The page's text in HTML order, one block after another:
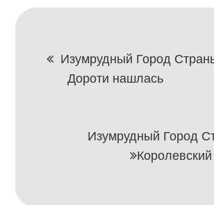
Навигация
записям
Изумрудный Город
Дороти нашлась
Изумрудный Город